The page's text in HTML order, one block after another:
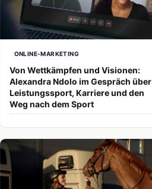
ONLINE-MARKETING
Von Wettkämpfen und Visionen:
Alexandra Ndolo im Gespräch über
Leistungssport, Karriere und den
Weg nach dem Sport